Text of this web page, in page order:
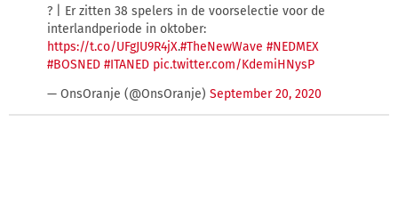
? | Er zitten 38 spelers in de voorselectie voor de
interlandperiode in oktober:
https://t.co/UFgJU9R4jX.#TheNewWave #NEDMEX
#BOSNED #ITANED pic.twitter.com/KdemiHNysP
— OnsOranje (@OnsOranje) September 20, 2020